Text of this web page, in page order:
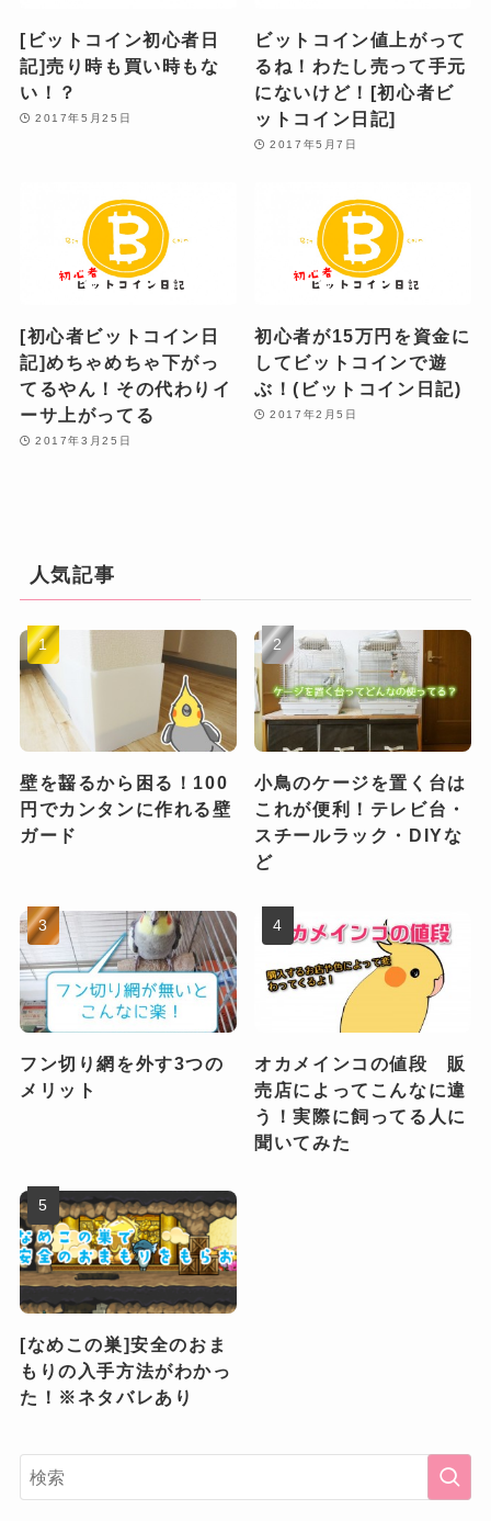
[ビットコイン初心者日
記]売り時も買い時もな
い！？
2017年5月25日
ビットコイン値上がって
るね！わたし売って手元
にないけど！[初心者ビ
ットコイン日記]
2017年5月7日
[初心者ビットコイン日
記]めちゃめちゃ下がっ
てるやん！その代わりイ
ーサ上がってる
2017年3月25日
初心者が15万円を資金に
してビットコインで遊
ぶ！(ビットコイン日記)
2017年2月5日
人気記事
壁を齧るから困る！100
円でカンタンに作れる壁
ガード
小鳥のケージを置く台は
これが便利！テレビ台・
スチールラック・DIYな
ど
フン切り網を外す3つの
メリット
オカメインコの値段 販
売店によってこんなに違
う！実際に飼ってる人に
聞いてみた
[なめこの巣]安全のおま
もりの入手方法がわかっ
た！※ネタバレあり